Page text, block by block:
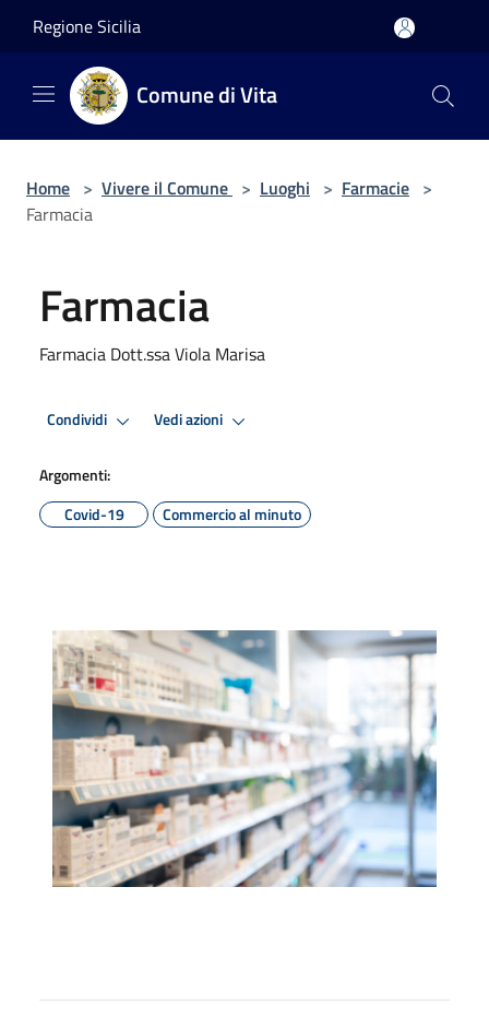
Regione Sicilia
Comune di Vita
Home > Vivere il Comune > Luoghi > Farmacie >
Farmacia
Farmacia
Farmacia Dott.ssa Viola Marisa
Condividi Vedi azioni
Argomenti:
Covid-19
Commercio al minuto